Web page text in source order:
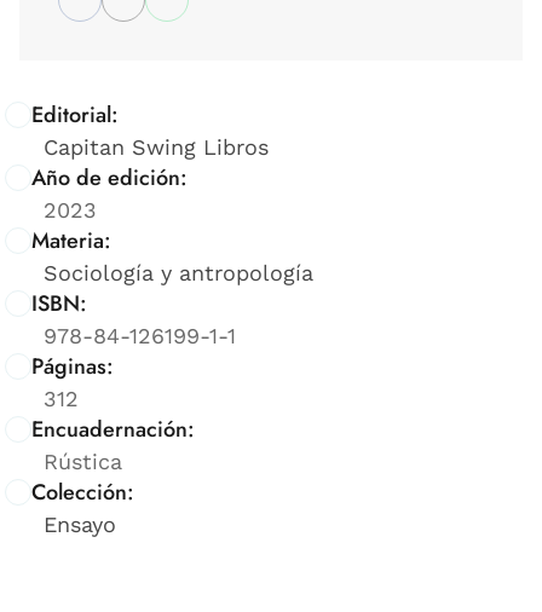
Editorial:
Capitan Swing Libros
Año de edición:
2023
Materia:
Sociología y antropología
ISBN:
978-84-126199-1-1
Páginas:
312
Encuadernación:
Rústica
Colección:
Ensayo